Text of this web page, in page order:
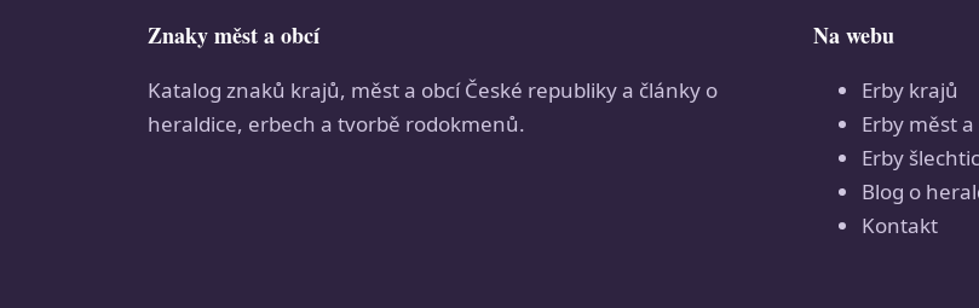
Znaky měst a obcí
Katalog znaků krajů, měst a obcí České republiky a články o
heraldice, erbech a tvorbě rodokmenů.
Na webu
Erby krajů
Erby měst
Erby
Blog o
Kontakt